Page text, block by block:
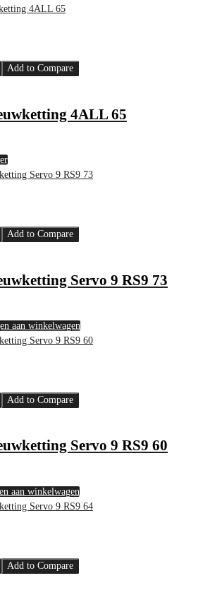
Add to Compare
4ALL 65
Add to Compare
Servo 9 RS9 73
aan winkelwagen
Add to Compare
Servo 9 RS9 60
aan winkelwagen
Add to Compare